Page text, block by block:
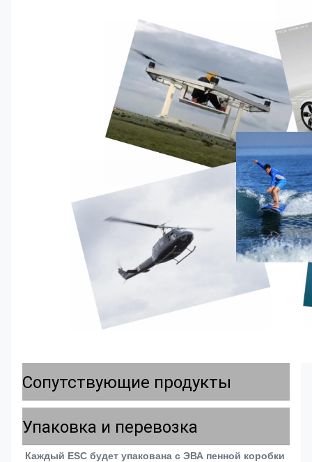
Сопутствующие продукты
Упаковка и перевозка
Каждый ESC будет упакована с ЭВА пенной коробки